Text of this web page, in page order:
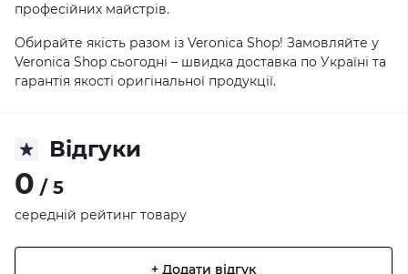
професійних майстрів.
Обирайте якість разом із Veronica Shop! Замовляйте у
Veronica Shop сьогодні – швидка доставка по Україні та
гарантія якості оригінальної продукції.
Відгуки
0 / 5
середній рейтинг товару
+ Додати відгук